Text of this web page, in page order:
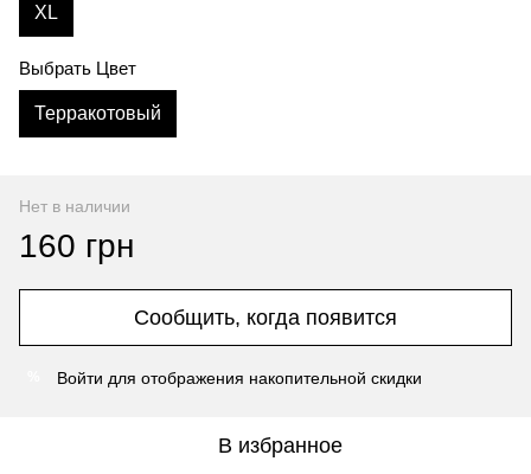
XL
Выбрать Цвет
Терракотовый
Нет в наличии
160 грн
Сообщить, когда появится
Войти для отображения накопительной скидки
В избранное